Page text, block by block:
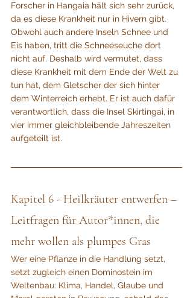
Forscher in Hangaia hält sich sehr zurück,
da es diese Krankheit nur in Hivern gibt.
Obwohl auch andere Inseln Schnee und
Eis haben, tritt die Schneeseuche dort
nicht auf. Deshalb wird vermutet, dass
diese Krankheit mit dem Ende der Welt zu
tun hat, dem Gletscher der sich hinter
dem Winterreich erhebt. Er ist auch dafür
verantwortlich, dass die Insel Skirtingai, in
vier immer gleichbleibende Jahreszeiten
aufgeteilt ist.
Kapitel 6 - Heilkräuter entwerfen –
Leitfragen für Autor*innen, die
mehr wollen als plumpes Gras
Wer eine Pflanze in die Handlung setzt,
setzt zugleich einen Domino­stein im
Weltenbau: Klima, Handel, Glaube und